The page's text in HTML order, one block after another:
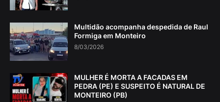
Multidão acompanha despedida de Raul
Formiga em Monteiro
8/03/2026
MULHER É MORTA A FACADAS EM
PEDRA (PE) E SUSPEITO É NATURAL DE
MONTEIRO (PB)